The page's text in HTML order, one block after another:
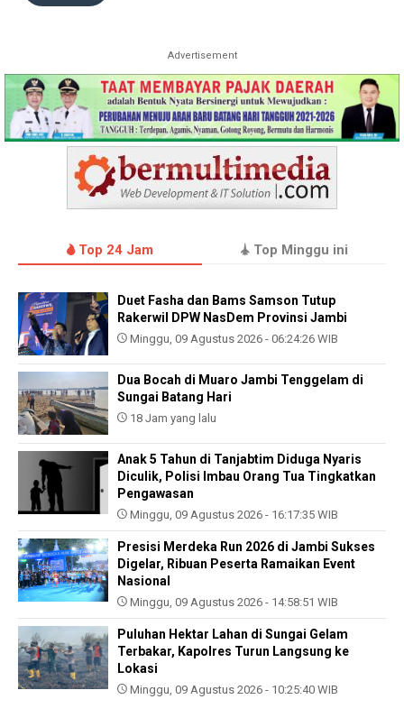
Advertisement
Top 24 Jam Top Minggu ini
Duet Fasha dan Bams Samson Tutup
Rakerwil DPW NasDem Provinsi Jambi
Minggu, 09 Agustus 2026 - 06:24:26 WIB
Dua Bocah di Muaro Jambi Tenggelam di
Sungai Batang Hari
18 Jam yang lalu
Anak 5 Tahun di Tanjabtim Diduga Nyaris
Diculik, Polisi Imbau Orang Tua Tingkatkan
Pengawasan
Minggu, 09 Agustus 2026 - 16:17:35 WIB
Presisi Merdeka Run 2026 di Jambi Sukses
Digelar, Ribuan Peserta Ramaikan Event
Nasional
Minggu, 09 Agustus 2026 - 14:58:51 WIB
Puluhan Hektar Lahan di Sungai Gelam
Terbakar, Kapolres Turun Langsung ke
Lokasi
Minggu, 09 Agustus 2026 - 10:25:40 WIB